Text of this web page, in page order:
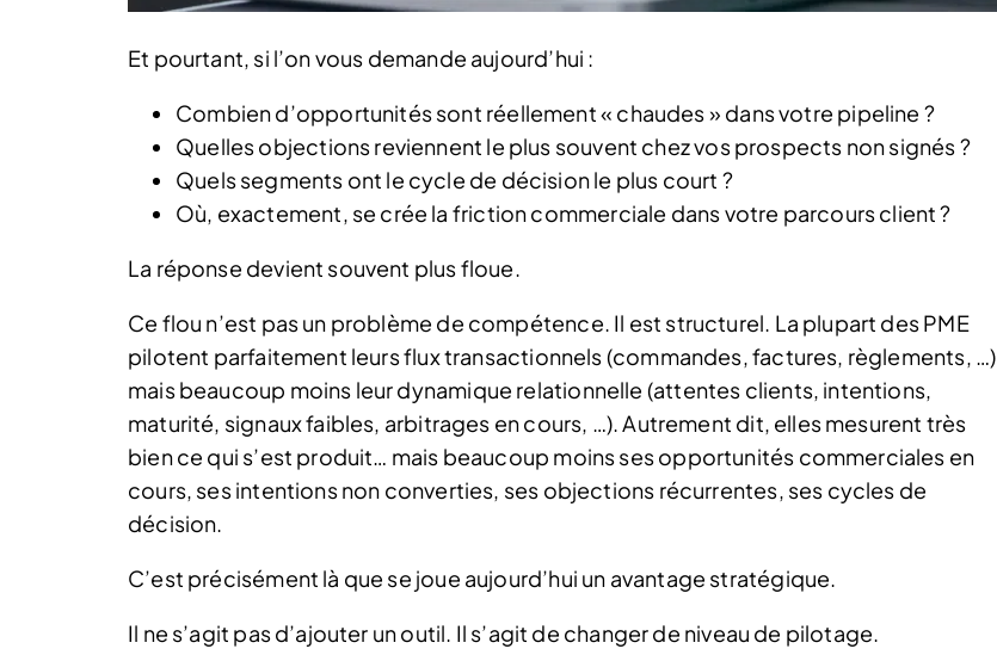
Et pourtant, si l’on vous demande aujourd’hui :
Combien d’opportunités sont réellement « chaudes » dans votre pipeline ?
Quelles objections reviennent le plus souvent chez vos prospects non signés ?
Quels segments ont le cycle de décision le plus court ?
Où, exactement, se crée la friction commerciale dans votre parcours client ?
La réponse devient souvent plus floue.
Ce flou n’est pas un problème de compétence. Il est structurel. La plupart des PME
pilotent parfaitement leurs flux transactionnels (commandes, factures, règlements, …)
mais beaucoup moins leur dynamique relationnelle (attentes clients, intentions,
maturité, signaux faibles, arbitrages en cours, …). Autrement dit, elles mesurent très
bien ce qui s’est produit… mais beaucoup moins ses opportunités commerciales en
cours, ses intentions non converties, ses objections récurrentes, ses cycles de
décision.
C’est précisément là que se joue aujourd’hui un avantage stratégique.
Il ne s’agit pas d’ajouter un outil. Il s’agit de changer de niveau de pilotage.